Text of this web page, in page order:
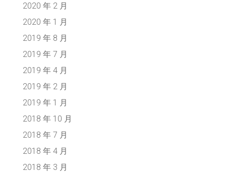
2020 年 2 月
2020 年 1 月
2019 年 8 月
2019 年 7 月
2019 年 4 月
2019 年 2 月
2019 年 1 月
2018 年 10 月
2018 年 7 月
2018 年 4 月
2018 年 3 月